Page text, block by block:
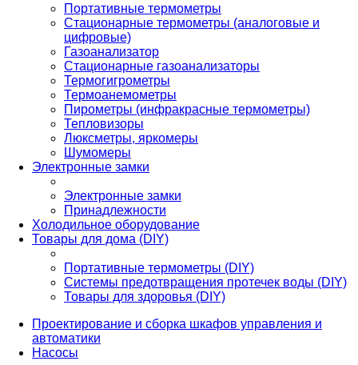
Портативные термометры
Стационарные термометры (аналоговые и
цифровые)
Газоанализатор
Стационарные газоанализаторы
Термогигрометры
Термоанемометры
Пирометры (инфракрасные термометры)
Тепловизоры
Люксметры, яркомеры
Шумомеры
Электронные замки
Электронные замки
Принадлежности
Холодильное оборудование
Товары для дома (DIY)
Портативные термометры (DIY)
Системы предотвращения протечек воды (DIY)
Товары для здоровья (DIY)
Проектирование и сборка шкафов управления и
автоматики
Насосы